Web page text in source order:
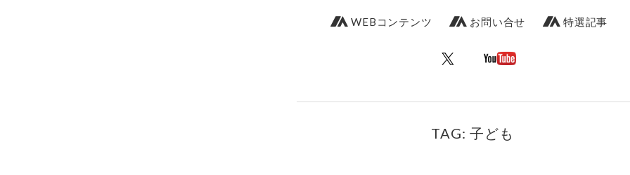
WEBコンテンツ お問い合せ 特選記事
TAG: 子ども